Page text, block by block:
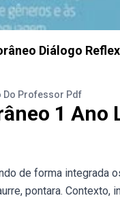
Diálogo
Do Professor Pdf
1 Ano
de forma integrada
pontara.